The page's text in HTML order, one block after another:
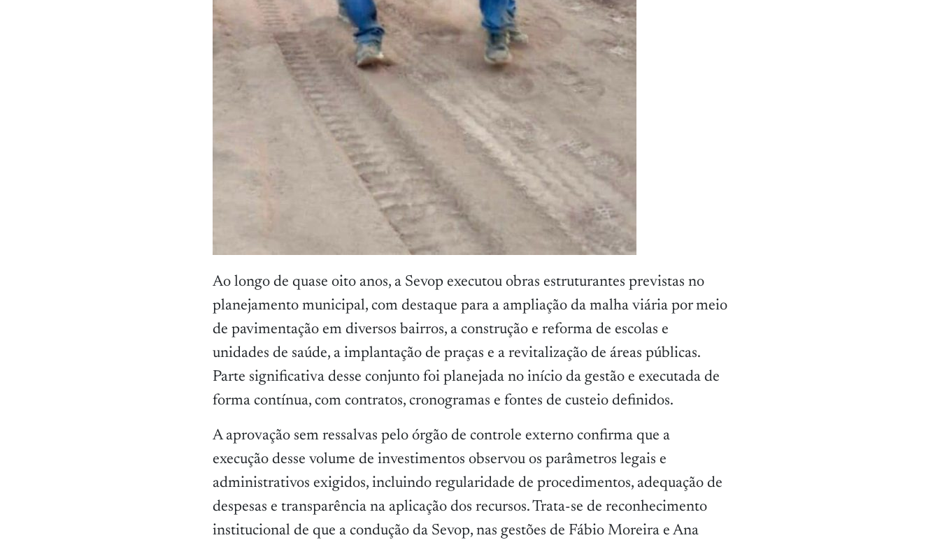
Ao longo de quase oito anos, a Sevop executou obras estruturantes previstas no
planejamento municipal, com destaque para a ampliação da malha viária por meio
de pavimentação em diversos bairros, a construção e reforma de escolas e
unidades de saúde, a implantação de praças e a revitalização de áreas públicas.
Parte significativa desse conjunto foi planejada no início da gestão e executada de
forma contínua, com contratos, cronogramas e fontes de custeio definidos.
A aprovação sem ressalvas pelo órgão de controle externo confirma que a
execução desse volume de investimentos observou os parâmetros legais e
administrativos exigidos, incluindo regularidade de procedimentos, adequação de
despesas e transparência na aplicação dos recursos. Trata-se de reconhecimento
institucional de que a condução da Sevop, nas gestões de Fábio Moreira e Ana